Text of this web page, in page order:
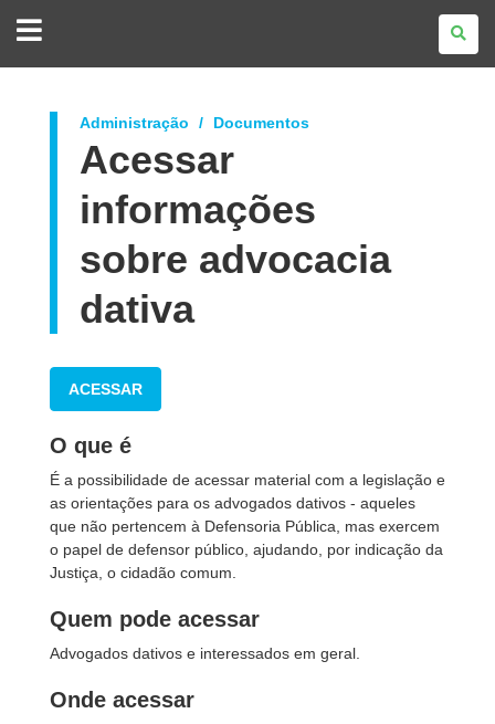
DO
Administração Documentos
Acessar
informações
sobre advocacia
dativa
ACESSAR
O que é
É a possibilidade de acessar material com a legislação e
as orientações para os advogados dativos - aqueles
que não pertencem à Defensoria Pública, mas exercem
o papel de defensor público, ajudando, por indicação da
Justiça, o cidadão comum.
Quem pode acessar
Advogados dativos e interessados em geral.
Onde acessar